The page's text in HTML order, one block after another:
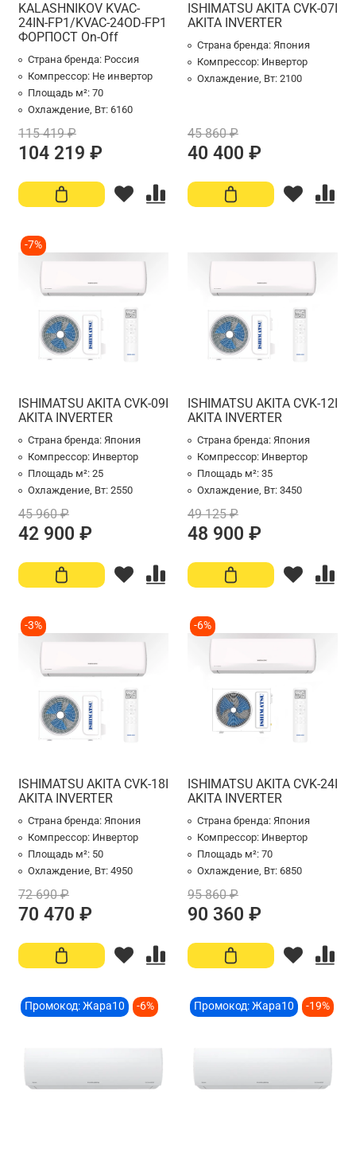
KALASHNIKOV KVAC-
24IN-FP1/KVAC-24OD-FP1
ФОРПОСТ On-Off
Страна бренда: Россия
Компрессор: Не инвертор
Площадь м²: 70
Охлаждение, Вт: 6160
115 419 ₽
104 219 ₽
ISHIMATSU AKITA CVK-07I
AKITA INVERTER
Страна бренда: Япония
Компрессор: Инвертор
Охлаждение, Вт: 2100
45 860 ₽
40 400 ₽
-7%
ISHIMATSU AKITA CVK-09I
AKITA INVERTER
Страна бренда: Япония
Компрессор: Инвертор
Площадь м²: 25
Охлаждение, Вт: 2550
45 960 ₽
42 900 ₽
ISHIMATSU AKITA CVK-12I
AKITA INVERTER
Страна бренда: Япония
Компрессор: Инвертор
Площадь м²: 35
Охлаждение, Вт: 3450
49 125 ₽
48 900 ₽
-3%
ISHIMATSU AKITA CVK-18I
AKITA INVERTER
Страна бренда: Япония
Компрессор: Инвертор
Площадь м²: 50
Охлаждение, Вт: 4950
72 690 ₽
70 470 ₽
-6%
ISHIMATSU AKITA CVK-24I
AKITA INVERTER
Страна бренда: Япония
Компрессор: Инвертор
Площадь м²: 70
Охлаждение, Вт: 6850
95 860 ₽
90 360 ₽
Промокод: Жара10 -6% Промокод: Жара10 -19%